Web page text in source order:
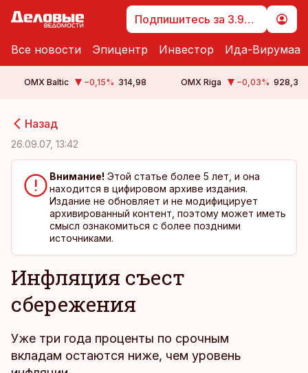
Подпишитесь за 3.99 €
Все новости Эпицентр Инвестор Ида-Вирумаа
OMX Baltic −0,15% 314,98 OMX Riga −0,03% 928,3
Назад
26.09.07, 13:42
Внимание! Этой статье более 5 лет, и она
находится в цифировом архиве издания.
Издание не обновляет и не модифицирует
архивированный контент, поэтому может иметь
смысл ознакомиться с более поздними
источниками.
Инфляция съест
сбережения
Уже три года проценты по срочным
вкладам остаются ниже, чем уровень